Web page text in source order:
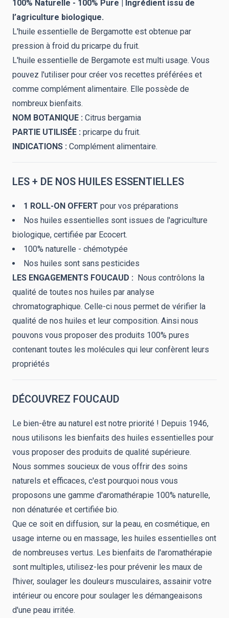
100% Naturelle - 100% Pure | Ingrédient issu de
l’agriculture biologique.
L'huile essentielle de Bergamotte est obtenue par
pression à froid du pricarpe du fruit.
L'huile essentielle de Bergamote est multi usage. Vous
pouvez l'utiliser pour créer vos recettes préférées et
comme complément alimentaire. Elle possède de
nombreux bienfaits.
NOM BOTANIQUE : Citrus bergamia
PARTIE UTILISÉE : pricarpe du fruit.
INDICATIONS : Complément alimentaire.
LES + DE NOS HUILES ESSENTIELLES
1 ROLL-ON OFFERT pour vos préparations
Nos huiles essentielles sont issues de l'agriculture
biologique, certifiée par Ecocert.
100% naturelle - chémotypée
Nos huiles sont sans pesticides
LES ENGAGEMENTS FOUCAUD : Nous contrôlons la
qualité de toutes nos huiles par analyse
chromatographique. Celle-ci nous permet de vérifier la
qualité de nos huiles et leur composition. Ainsi nous
pouvons vous proposer des produits 100% pures
contenant toutes les molécules qui leur confèrent leurs
propriétés
DÉCOUVREZ FOUCAUD
Le bien-être au naturel est notre priorité ! Depuis 1946,
nous utilisons les bienfaits des huiles essentielles pour
vous proposer des produits de qualité supérieure.
Nous sommes soucieux de vous offrir des soins
naturels et efficaces, c'est pourquoi nous vous
proposons une gamme d'aromathérapie 100% naturelle,
non dénaturée et certifiée bio.
Que ce soit en diffusion, sur la peau, en cosmétique, en
usage interne ou en massage, les huiles essentielles ont
de nombreuses vertus. Les bienfaits de l'aromathérapie
sont multiples, utilisez-les pour prévenir les maux de
l'hiver, soulager les douleurs musculaires, assainir votre
intérieur ou encore pour soulager les démangeaisons
d'une peau irritée.